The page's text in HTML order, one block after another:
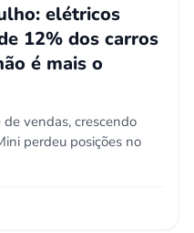
elétricos
12% dos carros
é mais o
vendas, crescendo
perdeu posições no